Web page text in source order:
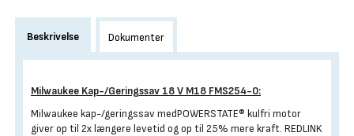
Beskrivelse Dokumenter
Milwaukee Kap-/Geringssav 18 V M18 FMS254-0:
Milwaukee kap-/geringssav medPOWERSTATE® kulfri motor
giver op til 2x længere levetid og op til 25% mere kraft. REDLINK